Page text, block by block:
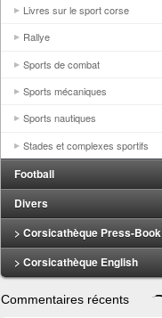
Livres sur le sport corse
Rallye
Sports de combat
Sports mécaniques
Sports nautiques
Stades et complexes sportifs
Football
Divers
> Corsicathèque Press-Book
> Corsicathèque English
Commentaires récents